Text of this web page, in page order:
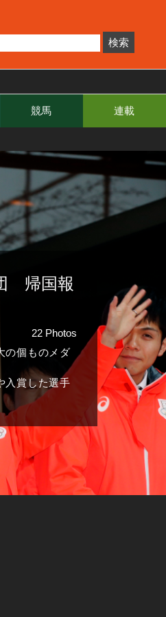
競馬 連載
帰国報
22 Photos
の個ものメダ
入賞した選手